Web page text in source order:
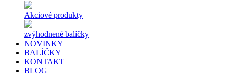
Akciové produkty
zvýhodnené balíčky
NOVINKY
BALÍČKY
KONTAKT
BLOG